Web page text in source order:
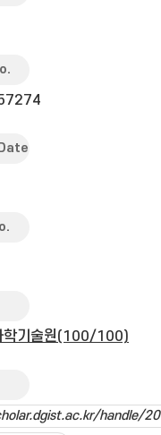
학기술원(100/100)
handle/